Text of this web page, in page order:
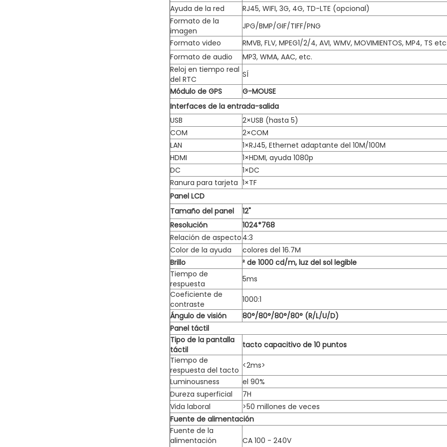
Ayuda de la red
RJ45, WIFI, 3G, 4G, TD-LTE (opcional)
Formato de la
imagen
JPG/BMP/GIF/TIFF/PNG
Formato video
RMVB, FLV, MPEG1/2/4, AVI, WMV, MOVIMIENTOS, MP4, TS
Formato de audio
MP3, WMA, AAC, etc.
Reloj en tiempo real
del RTC
SÍ
Módulo de GPS
G-MOUSE
Interfaces de la entrada-salida
USB
2×USB (hasta 5)
COM
2×COM
LAN
1×RJ45, Ethernet adaptante del 10M/100M
HDMI
1×HDMI, ayuda 1080p
DC
1×DC
Ranura para tarjeta 1×TF
Panel LCD
Tamaño del panel
12"
Resolución
1024*768
Relación de aspecto 4:3
Color de la ayuda
colores del 16.7M
Brillo
² de 1000 cd/m, luz del sol legible
Tiempo de
respuesta
5ms
Coeficiente de
contraste
1000:1
Ángulo de visión
80°/80°/80°/80° (R/L/U/D)
Panel táctil
Tipo de la pantalla
táctil
tacto capacitivo de 10 puntos
Tiempo de
respuesta del tacto <2ms>
Luminousness
el 90%
Dureza superficial
7H
Vida laboral
>50 millones de veces
Fuente de alimentación
Fuente de la
alimentación
CA 100 - 240V